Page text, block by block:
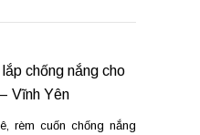
chống nắng cho
Vĩnh Yên
rèm cuốn chống nắng